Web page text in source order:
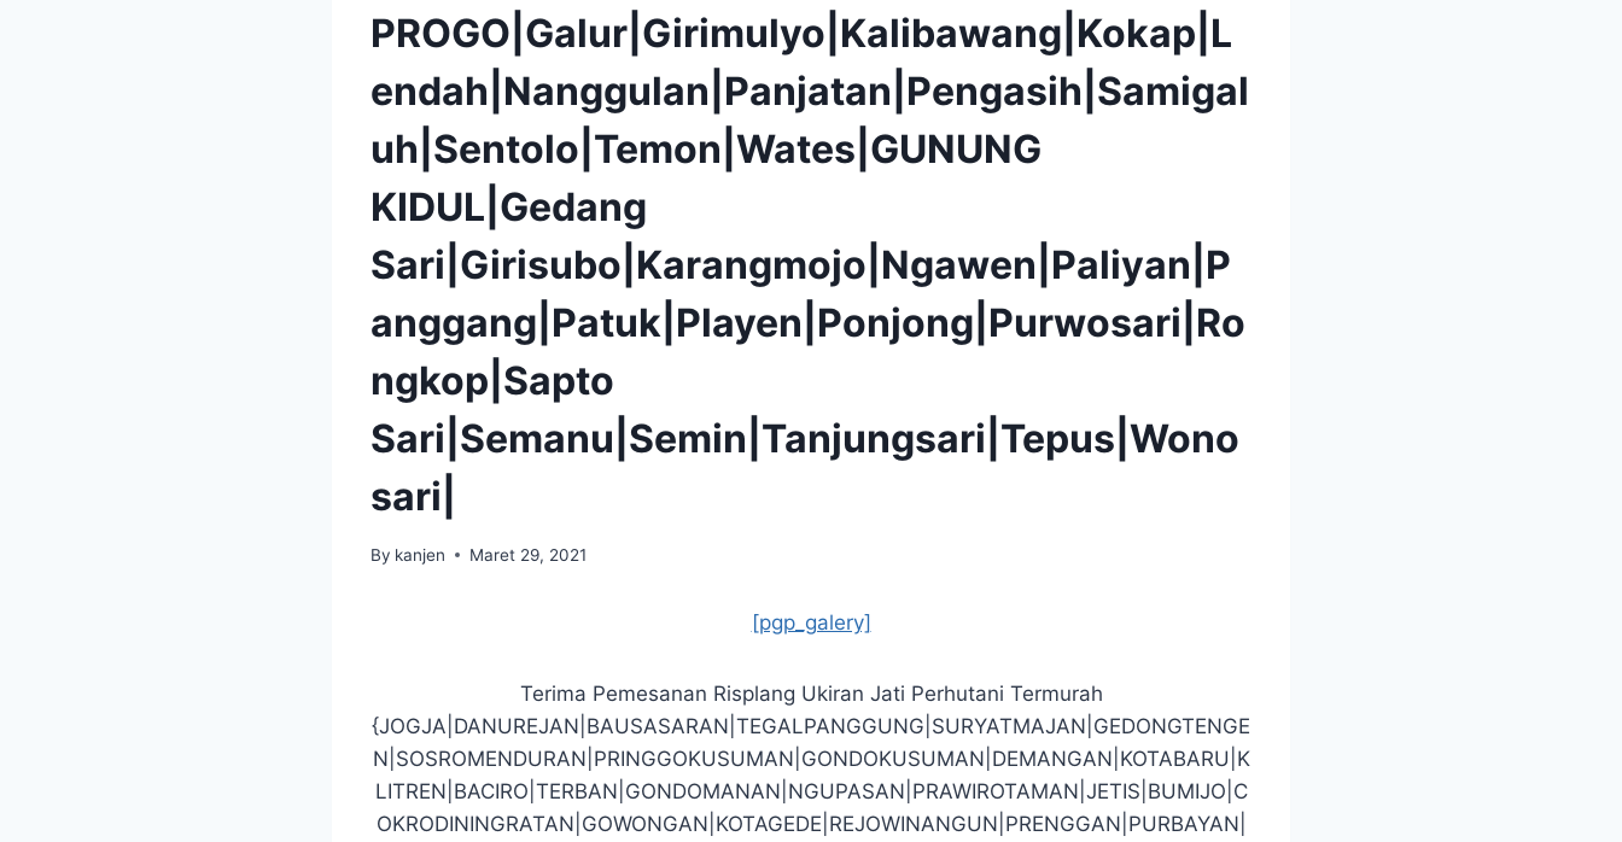
PROGO|Galur|Girimulyo|Kalibawang|Kokap|L
endah|Nanggulan|Panjatan|Pengasih|Samigal
uh|Sentolo|Temon|Wates|GUNUNG
KIDUL|Gedang
Sari|Girisubo|Karangmojo|Ngawen|Paliyan|P
anggang|Patuk|Playen|Ponjong|Purwosari|Ro
ngkop|Sapto
Sari|Semanu|Semin|Tanjungsari|Tepus|Wono
sari|
By kanjen Maret 29, 2021
[pgp_galery]
Terima Pemesanan Risplang Ukiran Jati Perhutani Termurah
{JOGJA|DANUREJAN|BAUSASARAN|TEGALPANGGUNG|SURYATMAJAN|GEDONGTENGE
N|SOSROMENDURAN|PRINGGOKUSUMAN|GONDOKUSUMAN|DEMANGAN|KOTABARU|K
LITREN|BACIRO|TERBAN|GONDOMANAN|NGUPASAN|PRAWIROTAMAN|JETIS|BUMIJO|C
OKRODININGRATAN|GOWONGAN|KOTAGEDE|REJOWINANGUN|PRENGGAN|PURBAYAN|